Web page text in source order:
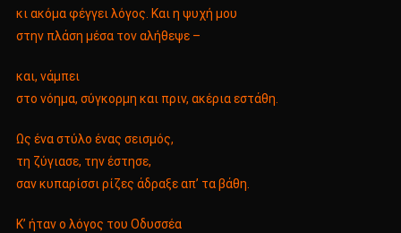
κι ακόμα φέγγει λόγος. Και η ψυχή μου
στην πλάση μέσα τον αλήθεψε –
και, νάμπει
στο νόημα, σύγκορμη και πριν, ακέρια εστάθη.
Ως ένα στύλο ένας σεισμός,
τη ζύγιασε, την έστησε,
σαν κυπαρίσσι ρίζες άδραξε απ’ τα βάθη.
K’ ήταν ο λόγος του Οδυσσέα